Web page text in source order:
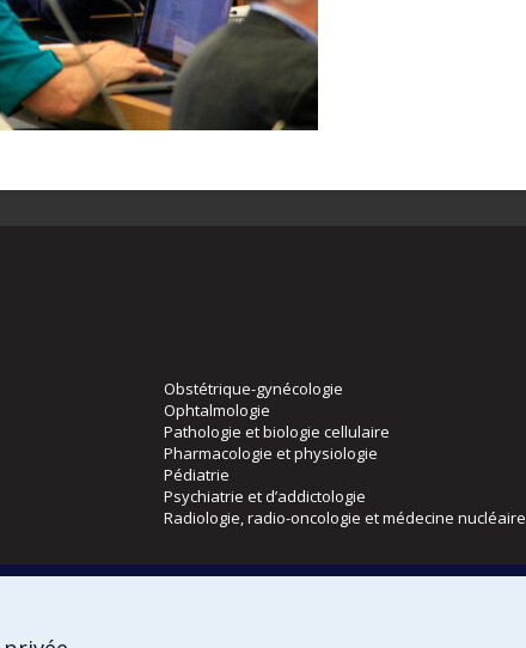
Obstétrique-gynécologie
Ophtalmologie
Pathologie et biologie cellulaire
Pharmacologie et physiologie
Pédiatrie
Psychiatrie et d’addictologie
Radiologie, radio-oncologie et médecine nucléaire